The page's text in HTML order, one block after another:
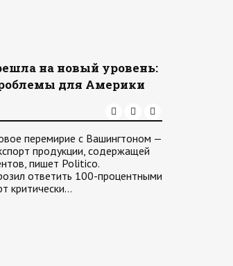
на новый уровень:
для Америки
перемирие с Вашингтоном —
продукции, содержащей
пишет Politico.
ответить 100-процентными
критически…